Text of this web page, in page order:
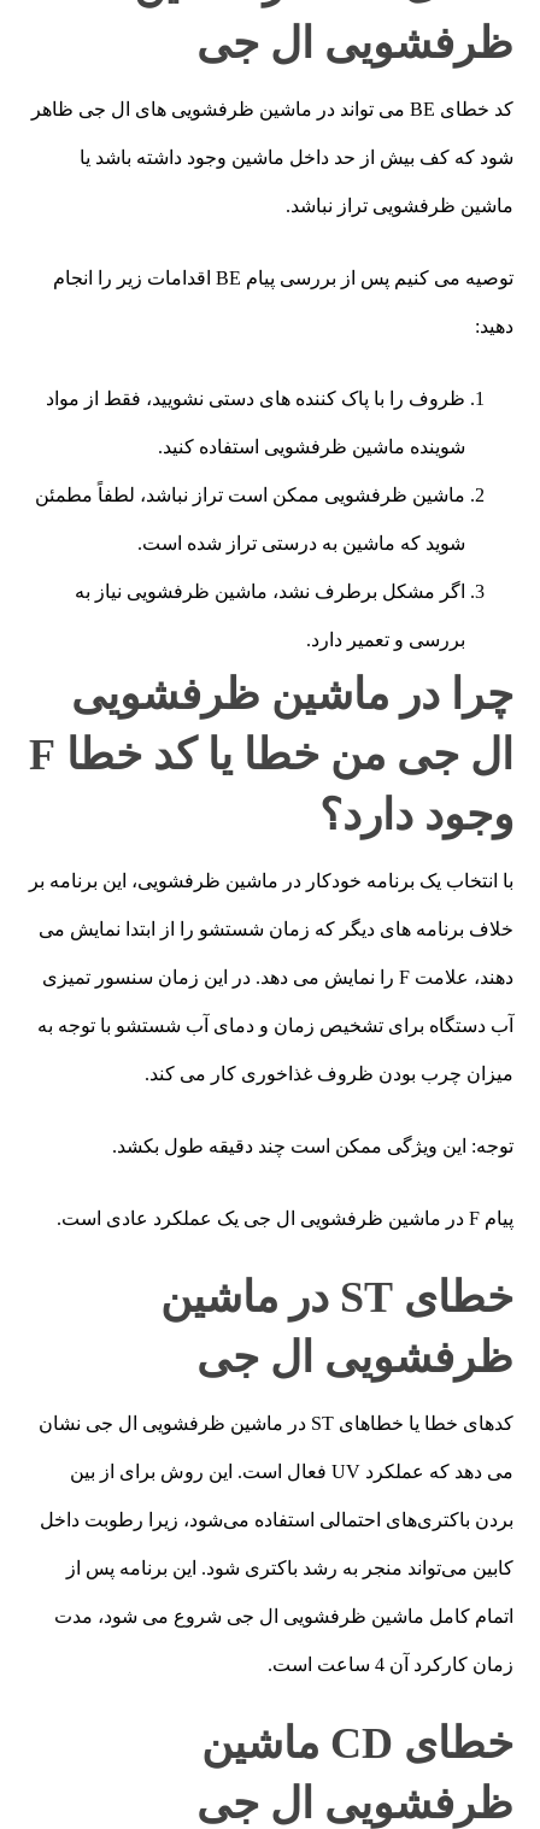
ظرفشویی ال جی
کد خطای BE می تواند در ماشین ظرفشویی های ال جی ظاهر
شود که کف بیش از حد داخل ماشین وجود داشته باشد یا
ماشین ظرفشویی تراز نباشد.
توصیه می کنیم پس از بررسی پیام BE اقدامات زیر را انجام
دهید:
ظروف را با پاک کننده های دستی نشویید، فقط از مواد
شوینده ماشین ظرفشویی استفاده کنید.
ماشین ظرفشویی ممکن است تراز نباشد، لطفاً مطمئن
شوید که ماشین به درستی تراز شده است.
اگر مشکل برطرف نشد، ماشین ظرفشویی نیاز به
بررسی و تعمیر دارد.
چرا در ماشین ظرفشویی
ال جی من خطا یا کد خطا F
وجود دارد؟
با انتخاب یک برنامه خودکار در ماشین ظرفشویی، این برنامه بر
خلاف برنامه های دیگر که زمان شستشو را از ابتدا نمایش می
دهند، علامت F را نمایش می دهد. در این زمان سنسور تمیزی
آب دستگاه برای تشخیص زمان و دمای آب شستشو با توجه به
میزان چرب بودن ظروف غذاخوری کار می کند.
توجه: این ویژگی ممکن است چند دقیقه طول بکشد.
پیام F در ماشین ظرفشویی ال جی یک عملکرد عادی است.
خطای ST در ماشین
ظرفشویی ال جی
کدهای خطا یا خطاهای ST در ماشین ظرفشویی ال جی نشان
می دهد که عملکرد UV فعال است. این روش برای از بین
بردن باکتری‌های احتمالی استفاده می‌شود، زیرا رطوبت داخل
کابین می‌تواند منجر به رشد باکتری شود. این برنامه پس از
اتمام کامل ماشین ظرفشویی ال جی شروع می شود، مدت
زمان کارکرد آن 4 ساعت است.
خطای CD ماشین
ظرفشویی ال جی